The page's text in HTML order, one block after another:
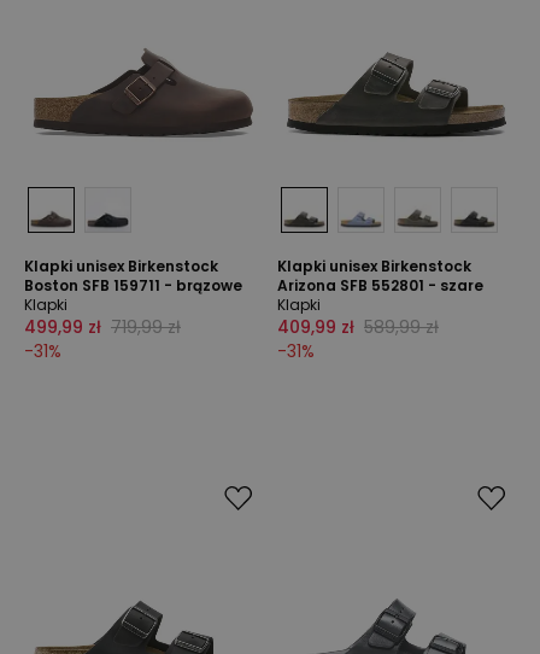
Klapki unisex Birkenstock
Boston SFB 159711 - brązowe
Klapki
499,99 zł 719,99 zł
-31%
Klapki unisex Birkenstock
Arizona SFB 552801 - szare
Klapki
409,99 zł 589,99 zł
-31%